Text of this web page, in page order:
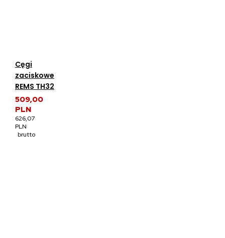
Cęgi
zaciskowe
REMS TH32
509,00
PLN
626,07
PLN